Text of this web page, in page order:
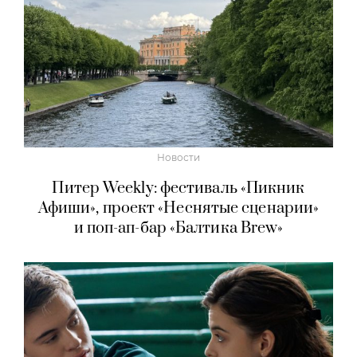
Новости
Питер Weekly: фестиваль «Пикник
Афиши», проект «Неснятые сценарии»
и поп-ап-бар «Балтика Brew»